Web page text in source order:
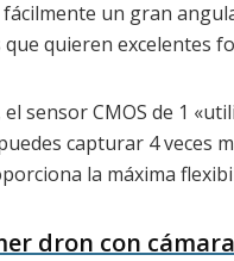
un gran
quieren excelentes
el sensor CMOS de 1
capturar 4 veces
la máxima
dron con